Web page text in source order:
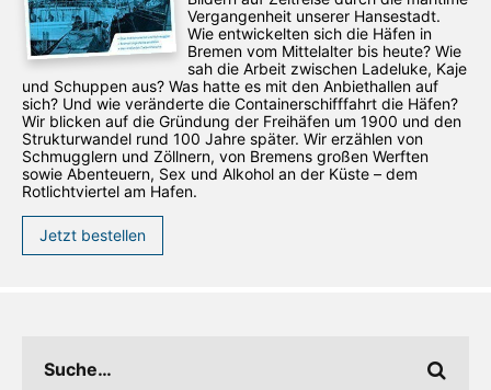
Vergangenheit unserer Hansestadt.
Wie entwickelten sich die Häfen in
Bremen vom Mittelalter bis heute? Wie
sah die Arbeit zwischen Ladeluke, Kaje
und Schuppen aus? Was hatte es mit den Anbiethallen auf
sich? Und wie veränderte die Containerschifffahrt die Häfen?
Wir blicken auf die Gründung der Freihäfen um 1900 und den
Strukturwandel rund 100 Jahre später. Wir erzählen von
Schmugglern und Zöllnern, von Bremens großen Werften
sowie Abenteuern, Sex und Alkohol an der Küste – dem
Rotlichtviertel am Hafen.
Jetzt bestellen